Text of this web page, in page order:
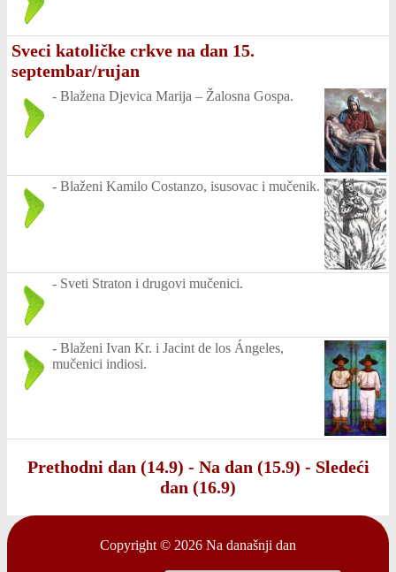
Sveci katoličke crkve na dan 15.
septembar/rujan
- Blažena Djevica Marija – Žalosna Gospa.
- Blaženi Kamilo Costanzo, isusovac i mučenik.
- Sveti Straton i drugovi mučenici.
- Blaženi Ivan Kr. i Jacint de los Ángeles,
mučenici indiosi.
Prethodni dan (14.9) - Na dan (15.9) - Sledeći
dan (16.9)
Copyright © 2026 Na današnji dan